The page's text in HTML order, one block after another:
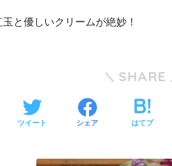
と優しいクリームが絶妙！
SHARE
ツイート シェア はてブ